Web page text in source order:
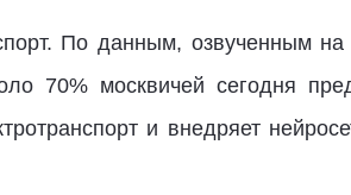
По данным, озвученным
70% москвичей сегодня
и внедряет